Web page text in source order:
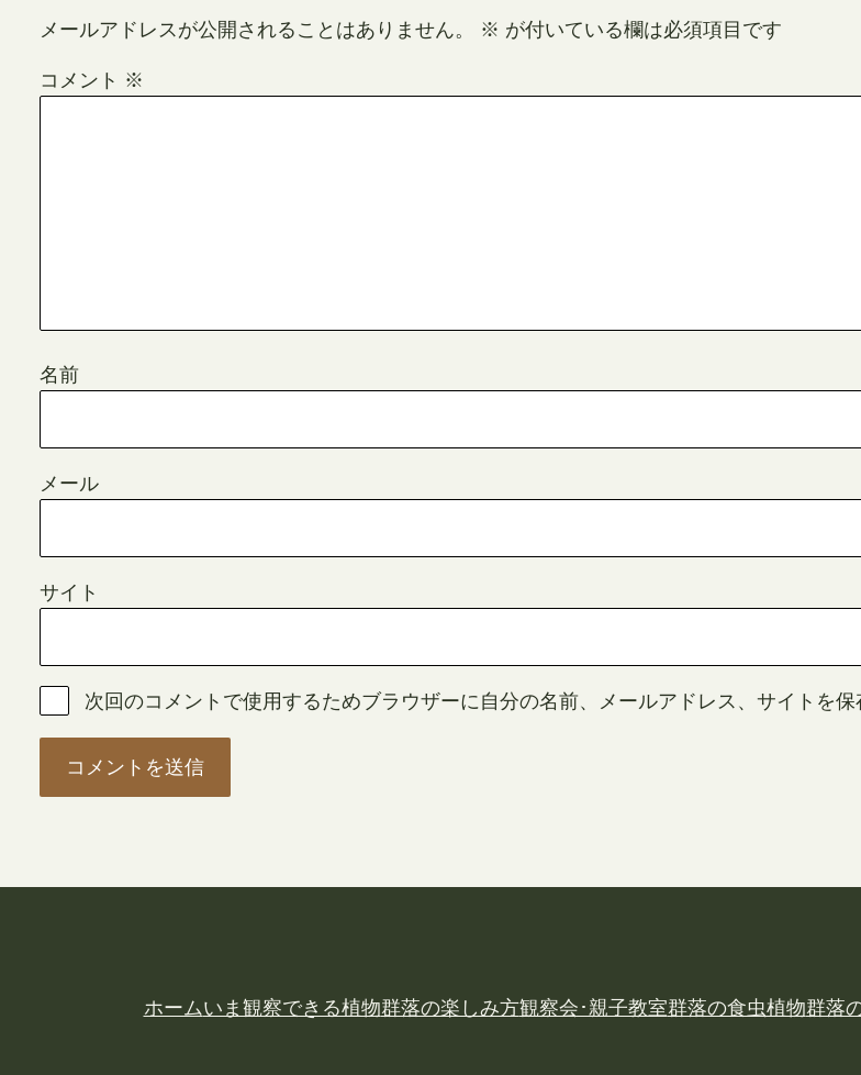
メールアドレスが公開されることはありません。 ※ が付いている欄は必須項目です
コメント ※
名前
メール
サイト
次回のコメントで使用するためブラウザーに自分の名前、メールアドレス、サイトを保
ホームいま観察できる植物群落の楽しみ方観察会･親子教室群落の食虫植物群落